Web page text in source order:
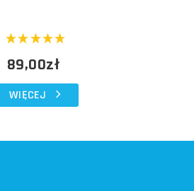
89,00zł
WIĘCEJ